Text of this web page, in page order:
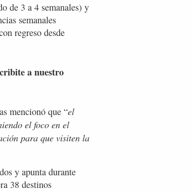
de 3 a 4 semanales) y
semanales
regreso desde
a nuestro
mencionó que “el
el foco en el
para que visiten la
y apunta durante
38 destinos